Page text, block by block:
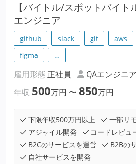
【バイトル/スポットバイト
エンジニア
github slack git aws
figma
…
雇用形態 正社員 QAエンジニア
年収 500万円 〜 850万円
下限年収500万円以上
一部リ
アジャイル開発
コードレビュ
B2Cのサービスを運営
B2Bの
自社サービスを開発